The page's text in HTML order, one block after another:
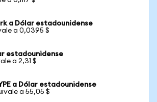
a Dólar estadounidense
a 0,0395 $
estadounidense
a 2,31 $
a Dólar estadounidense
a 55,05 $